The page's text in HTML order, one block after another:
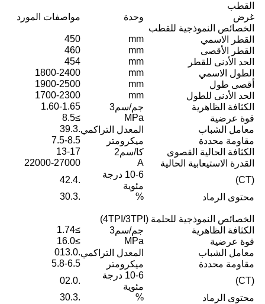
القطب
غرض
وحدة
مواصفات المورد
الخصائص النموذجية للقطب
القطر الاسمي
mm
450
القطر الأقصى
mm
460
الحد الأدنى للقطر
mm
454
الطول الاسمي
mm
1800-2400
أقصى طول
mm
1900-2500
الحد الأدنى للطول
mm
1700-2300
الكثافة الظاهرية
جم/سم3
1.60-1.65
قوة عرضية
MPa
≥8.5
معامل الشباب
المعدل التراكمي.39.3
مقاومة محددة
ميكرومتر
7.5-8.5
الكثافة الحالية القصوى
كا/سم2
13-17
القدرة الاستيعابية الحالية
A
22000-27000
(CT)
10-6 درجة
مئوية
.42.4
محتوى الرماد
%
.30.3
الخصائص النموذجية للحلمة (4TPI/3TPI)
الكثافة الظاهرية
جم/سم3
≥1.74
قوة عرضية
MPa
≥16.0
معامل الشباب
المعدل التراكمي.013.0
مقاومة محددة
ميكرومتر
5.8-6.5
(CT)
10-6 درجة
مئوية
.02.0
محتوى الرماد
%
.30.3